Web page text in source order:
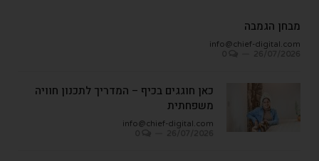
מבחן הגמבה
info@chief-digital.com
כאן חוגגים בכיף – המדריך לתכנון חוויה
משפחתית
info@chief-digital.com